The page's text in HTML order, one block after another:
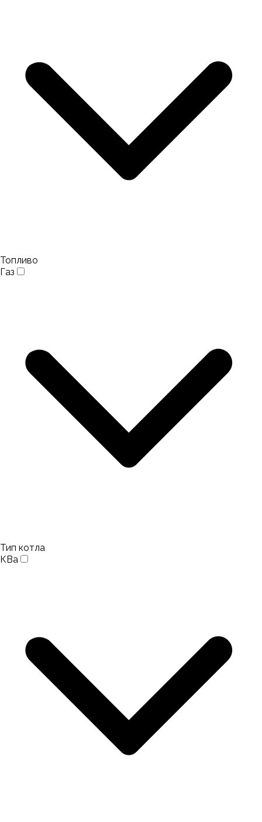
Топливо
Газ
Тип котла
КВа